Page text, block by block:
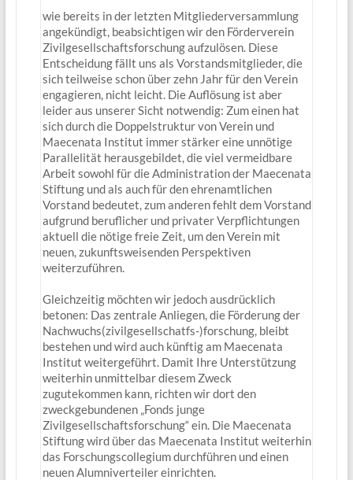
wie bereits in der letzten Mitgliederversammlung
angekündigt, beabsichtigen wir den Förderverein
Zivilgesellschaftsforschung aufzulösen. Diese
Entscheidung fällt uns als Vorstandsmitglieder, die
sich teilweise schon über zehn Jahr für den Verein
engagieren, nicht leicht. Die Auflösung ist aber
leider aus unserer Sicht notwendig: Zum einen hat
sich durch die Doppelstruktur von Verein und
Maecenata Institut immer stärker eine unnötige
Parallelität herausgebildet, die viel vermeidbare
Arbeit sowohl für die Administration der Maecenata
Stiftung und als auch für den ehrenamtlichen
Vorstand bedeutet, zum anderen fehlt dem Vorstand
aufgrund beruflicher und privater Verpflichtungen
aktuell die nötige freie Zeit, um den Verein mit
neuen, zukunftsweisenden Perspektiven
weiterzuführen.
Gleichzeitig möchten wir jedoch ausdrücklich
betonen: Das zentrale Anliegen, die Förderung der
Nachwuchs(zivilgesellschatfs-)forschung, bleibt
bestehen und wird auch künftig am Maecenata
Institut weitergeführt. Damit Ihre Unterstützung
weiterhin unmittelbar diesem Zweck
zugutekommen kann, richten wir dort den
zweckgebundenen „Fonds junge
Zivilgesellschaftsforschung“ ein. Die Maecenata
Stiftung wird über das Maecenata Institut weiterhin
das Forschungscollegium durchführen und einen
neuen Alumniverteiler einrichten.